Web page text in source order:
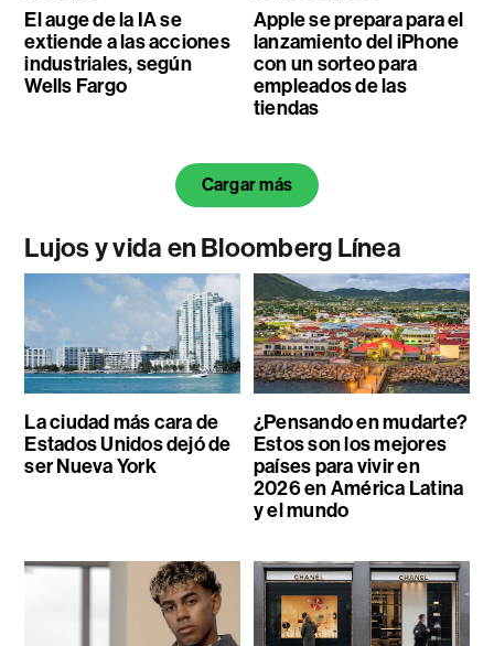
El auge de la IA se
extiende a las acciones
industriales, según
Wells Fargo
Apple se prepara para el
lanzamiento del iPhone
con un sorteo para
empleados de las
tiendas
Cargar más
Lujos y vida en Bloomberg Línea
La ciudad más cara de
Estados Unidos dejó de
ser Nueva York
¿Pensando en mudarte?
Estos son los mejores
países para vivir en
2026 en América Latina
y el mundo